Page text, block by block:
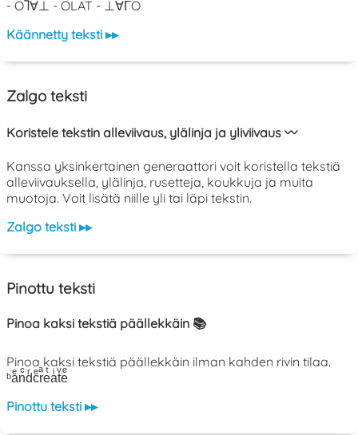
- OႨ∀⊥ - OLAT - ⊥∀ΓO
Käännetty teksti ▸▸
Zalgo teksti
Koristele tekstin alleviivaus, ylälinja ja yliviivaus 〰️
Kanssa yksinkertainen generaattori voit koristella tekstiä
alleviivauksella, ylälinja, rusetteja, koukkuja ja muita
muotoja. Voit lisätä niille yli tai läpi tekstin.
Zalgo teksti ▸▸
Pinottu teksti
Pinoa kaksi tekstiä päällekkäin 📚
Pinoa kaksi tekstiä päällekkäin ilman kahden rivin tilaa.
ᵇaͤnͨdͬcͤrͣeͭaͥtͮeͤ
Pinottu teksti ▸▸